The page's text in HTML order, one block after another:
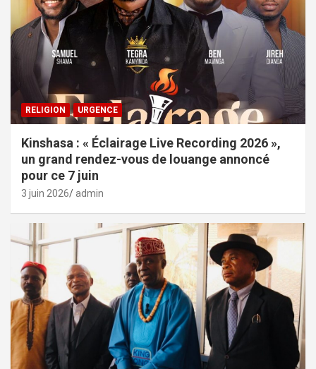
RELIGION URGENCE
Kinshasa : « Éclairage Live Recording 2026 »,
un grand rendez-vous de louange annoncé
pour ce 7 juin
3 juin 2026 admin